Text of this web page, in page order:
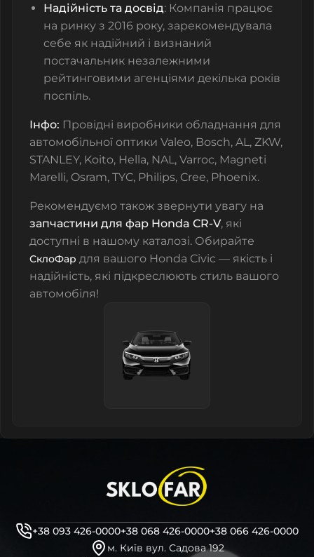
Надійність та досвід: Компанія працює
на ринку з 2016 року, зарекомендувала
себе як надійний і визнаний
постачальник незалежними
рейтинговими агенціями декілька років
поспіль.
Інфо: Провідні виробники обладнання для
автомобільної оптики Valeo, Bosch, AL, ZKW,
STANLEY, Koito, Hella, NAL, Varroc, Magneti
Marelli, Osram, TYC, Philips, Cree, Phoenix.
Рекомендуємо також звернути увагу на
запчастини для фар Honda CR-V, які
доступні в нашому каталозі. Обирайте
СклоФар для вашого Honda Civic — якість і
надійність, які підкреслюють стиль вашого
автомобіля!
+38 093 426-0000+38 068 426-0000+38 066 426-0000
м. Київ вул. Садова 192